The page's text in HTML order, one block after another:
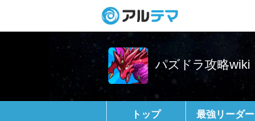
パズドラ攻略wiki
トップ 最強リーダー